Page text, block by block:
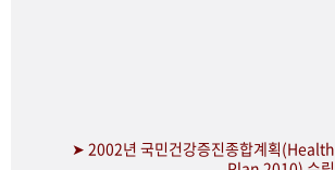
➤ 2002년 국민건강증진종합계획(Health